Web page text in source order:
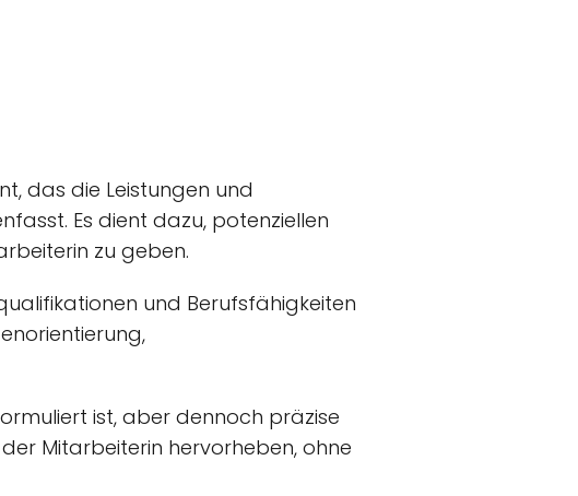
das die Leistungen und
Es dient dazu, potenziellen
zu geben.
und Berufsfähigkeiten
ist, aber dennoch präzise
Mitarbeiterin hervorheben, ohne